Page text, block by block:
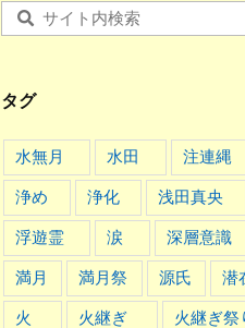
タグ
水無月 水田 注連縄
浄め 浄化 浅田真央
浮遊霊 涙 深層意識
満月 満月祭 源氏 潜
火 火継ぎ 火継ぎ祭